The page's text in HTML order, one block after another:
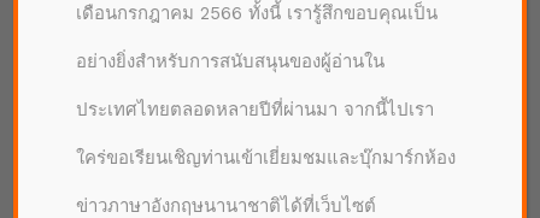
เชื่อมต่อการสั่งสินค้าออนไลน์ เข้ากับการ
บริโภคแบบออฟไลน์
ในช่วงต้นปีที่ผ่านมา มาตรการล็อคดาวน์จากโรคโค
วิด-19 ได้สร้างผลกระทบต่อร้านค้าปลีกในจีนอย่างรุนแรง
จนทำให้ช่องทางออนไลน์เฟื่องฟู และยังคงเติบโตแบบ
ติดลมบนแม้ว่าจีนจะกลับเข้าสู่สถานการณ์ปกติ และมี
เดือนกรกฎาคม 2566 ทั้งนี้ เรารู้สึกขอบคุณเป็น
อย่างยิ่งสำหรับการสนับสนุนของผู้อ่านใน
ประเทศไทยตลอดหลายปีที่ผ่านมา จากนี้ไปเรา
ใคร่ขอเรียนเชิญท่านเข้าเยี่ยมชมและบุ๊กมาร์กห้อง
ข่าวภาษาอังกฤษนานาชาติได้ที่เว็บไซต์